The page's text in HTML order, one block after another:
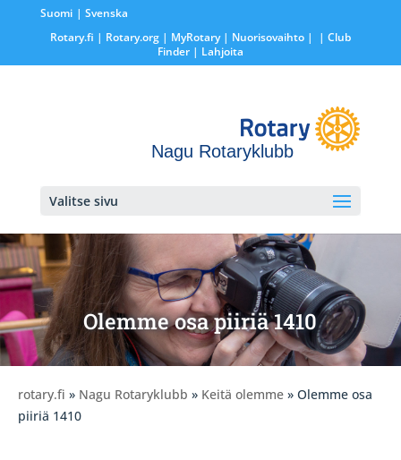
Suomi
Svenska
Rotary.fi | Rotary.org| MyRotary | Nuorisovaihto|
| Club
Finder| Lahjoita
Nagu Rotaryklubb
Valitse sivu
Olemme osa piiriä 1410
rotary.fi » Nagu Rotaryklubb » Keitä olemme » Olemme osa
piiriä 1410